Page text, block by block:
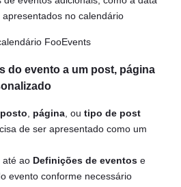
no calendário
do evento a um post, página
posto página , ou tipo de post
de ser apresentado como um
até ao Definições de eventos e
evento conforme necessário